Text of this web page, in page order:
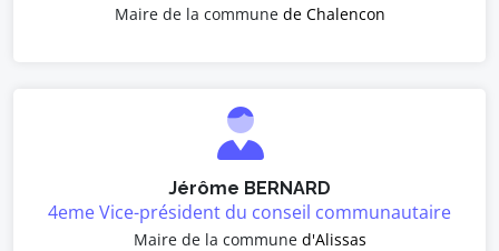
Maire de la commune de Chalencon
Jérôme BERNARD
4eme Vice-président du conseil communautaire
Maire de la commune d'Alissas